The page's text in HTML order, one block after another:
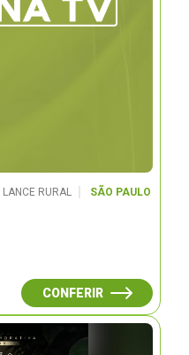
RURAL
SÃO PAULO
CONFERIR